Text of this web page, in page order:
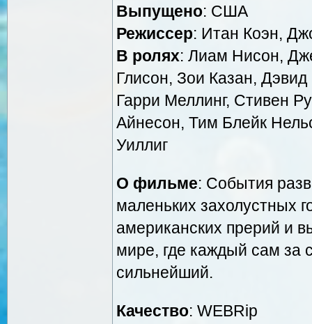
Выпущено: США
Режиссер: Итан Коэн,
В ролях: Лиам Нисон,
Глисон, Зои Казан,
Гарри Меллинг, Стивен
Айнесон, Тим Блейк
Уиллиг
О фильме: События
маленьких захолустных
американских прерий и
мире, где каждый сам за
сильнейший.
Качество: WEBRip